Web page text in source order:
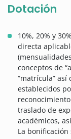
Dotación
10%, 20% y
directa
conceptos de
“matrícula” así
establecidos
traslado de
académicos,
La